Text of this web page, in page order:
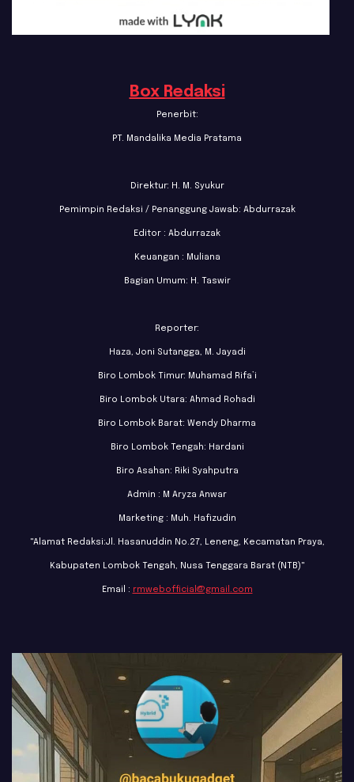
Box Redaksi
Penerbit:
PT. Mandalika Media Pratama
Direktur: H. M. Syukur
Pemimpin Redaksi / Penanggung Jawab: Abdurrazak
Editor : Abdurrazak
Keuangan : Muliana
Bagian Umum: H. Taswir
Reporter:
Haza, Joni Sutangga, M. Jayadi
Biro Lombok Timur: Muhamad Rifa’i
Biro Lombok Utara: Ahmad Rohadi
Biro Lombok Barat: Wendy Dharma
Biro Lombok Tengah: Hardani
Biro Asahan: Riki Syahputra
Admin : M Aryza Anwar
Marketing : Muh. Hafizudin
"Alamat Redaksi:Jl. Hasanuddin No.27, Leneng, Kecamatan Praya,
Kabupaten Lombok Tengah, Nusa Tenggara Barat (NTB)"
Email : rmwebofficial@gmail.com